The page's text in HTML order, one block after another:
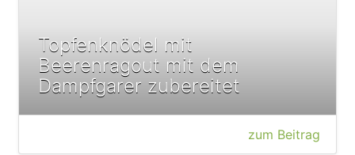
Topfenknödel mit
Beerenragout mit dem
Dampfgarer zubereitet
zum Beitrag